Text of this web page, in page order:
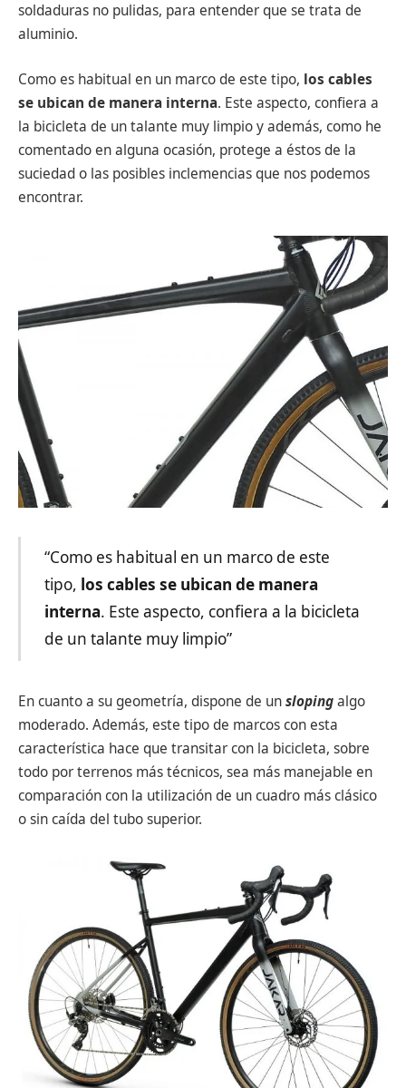
soldaduras no pulidas, para entender que se trata de
aluminio.
Como es habitual en un marco de este tipo, los cables
se ubican de manera interna. Este aspecto, confiera a
la bicicleta de un talante muy limpio y además, como he
comentado en alguna ocasión, protege a éstos de la
suciedad o las posibles inclemencias que nos podemos
encontrar.
“Como es habitual en un marco de este
tipo, los cables se ubican de manera
interna. Este aspecto, confiera a la bicicleta
de un talante muy limpio”
En cuanto a su geometría, dispone de unslopingalgo
moderado. Además, este tipo de marcos con esta
característica hace que transitar con la bicicleta, sobre
todo por terrenos más técnicos, sea más manejable en
comparación con la utilización de un cuadro más clásico
o sin caída del tubo superior.